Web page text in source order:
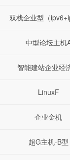
双栈企业型（
中型论坛主机
智能建站企业经
LinuxF
企业金机
超G主机-B型